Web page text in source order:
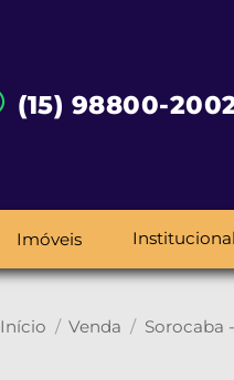
(15) 98800-
Imóveis Institucional
Início Venda Sorocaba